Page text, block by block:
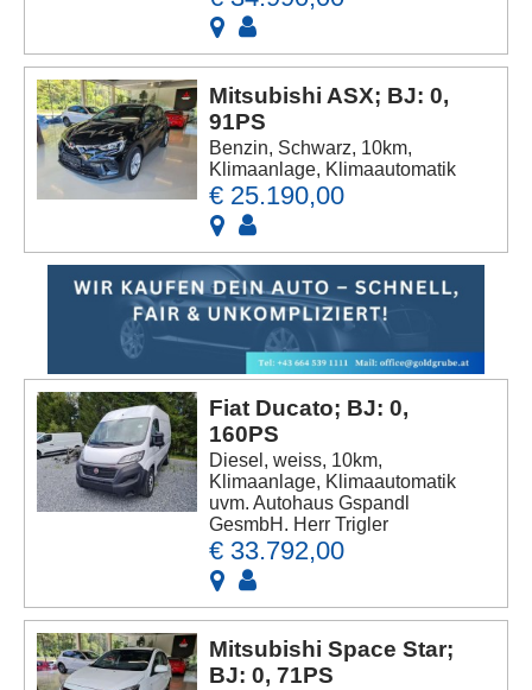
Mitsubishi ASX; BJ: 0,
91PS
Benzin, Schwarz, 10km,
Klimaanlage, Klimaautomatik
€ 25.190,00
Fiat Ducato; BJ: 0,
160PS
Diesel, weiss, 10km,
Klimaanlage, Klimaautomatik
uvm. Autohaus Gspandl
GesmbH. Herr Trigler
€ 33.792,00
Mitsubishi Space Star;
BJ: 0, 71PS